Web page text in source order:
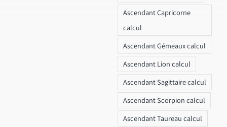
Ascendant Capricorne
calcul
Ascendant Gémeaux calcul
Ascendant Lion calcul
Ascendant Sagittaire calcul
Ascendant Scorpion calcul
Ascendant Taureau calcul